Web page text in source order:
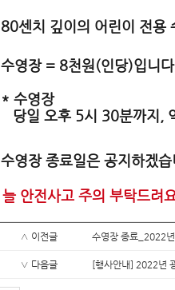
80센치 깊이의 어린이 전용
수영장 = 8천원(인당)입니
* 수영장
당일 오후 5시 30분까지,
수영장 종료일은 공지하겠
늘 안전사고 주의 부탁드려
∧ 이전글 수영장 종료_2022
∨ 다음글 [행사안내] 2022년